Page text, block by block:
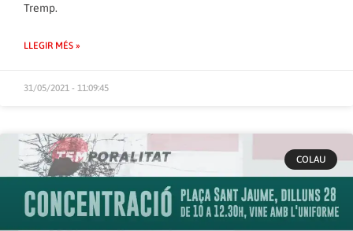
Tremp.
LLEGIR MÉS »
31/05/2021 - 11:09:45
COLAU